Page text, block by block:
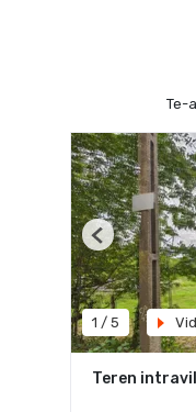
Te-
1 / 5
Previous
Teren